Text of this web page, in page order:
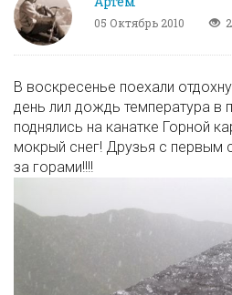
05 Октябрь 2010
В воскресенье поехали
день лил дождь температура в
поднялись на канатке Горной
мокрый снег! Друзья с первым
за горами!!!!